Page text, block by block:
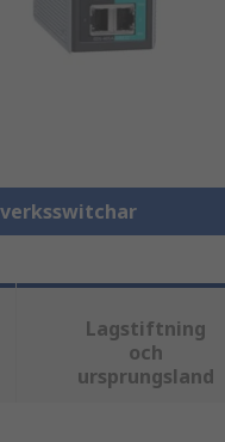
Lagstiftning
och
ursprungsland